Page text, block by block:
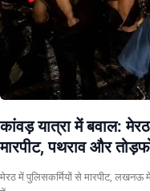
कांवड़ यात्रा में बवाल:
मारपीट, पथराव और
मेरठ में पुलिसकर्मियों से मारपीट, लखनऊ